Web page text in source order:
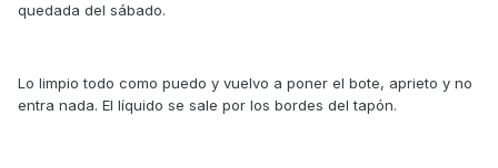
quedada del sábado.
Lo limpio todo como puedo y vuelvo a poner el bote, aprieto y no
entra nada. El líquido se sale por los bordes del tapón.